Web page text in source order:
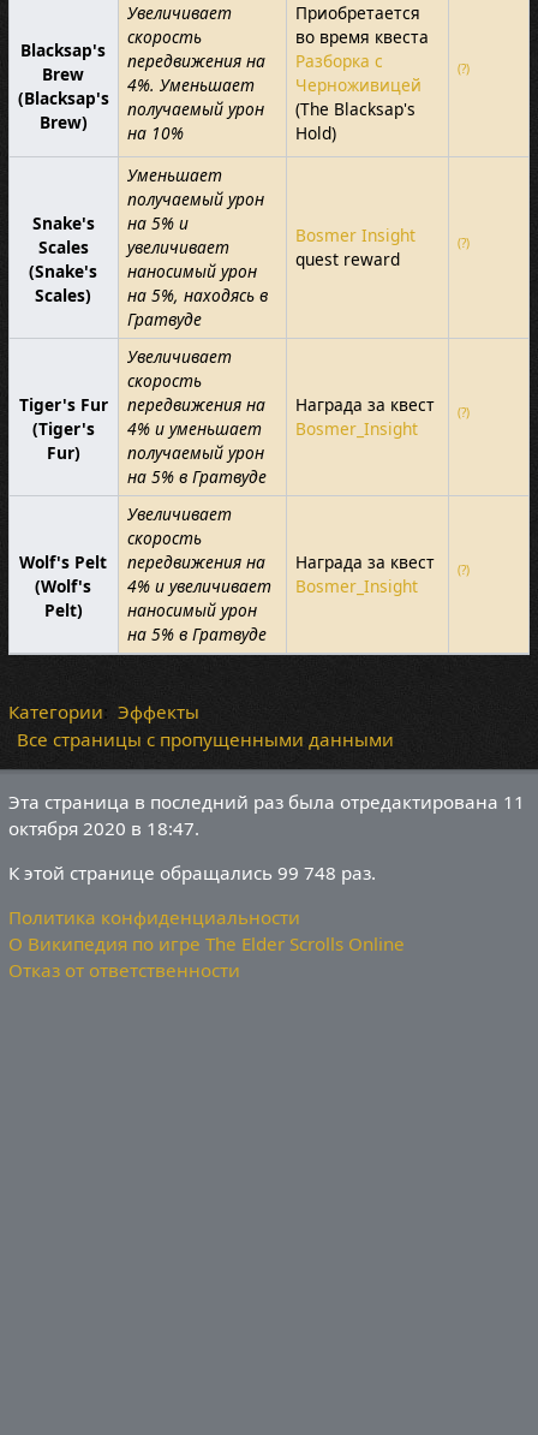
Blacksap's
Brew
(Blacksap's
Brew)
Увеличивает
скорость
передвижения на
4%. Уменьшает
получаемый урон
на 10%
Приобретается
во время квеста
Разборка с
Черноживицей
(The Blacksap's
Hold)
(?)
Snake's
Scales
(Snake's
Scales)
Уменьшает
получаемый урон
на 5% и
увеличивает
наносимый урон
на 5%, находясь в
Гратвуде
Bosmer Insight
quest reward
(?)
Tiger's Fur
(Tiger's
Fur)
Увеличивает
скорость
передвижения на
4% и уменьшает
получаемый урон
на 5% в Гратвуде
Награда за квест
Bosmer_Insight
(?)
Wolf's Pelt
(Wolf's
Pelt)
Увеличивает
скорость
передвижения на
4% и увеличивает
наносимый урон
на 5% в Гратвуде
Награда за квест
Bosmer_Insight
(?)
Категории: Эффекты
Все страницы с пропущенными данными
Эта страница в последний раз была отредактирована 11
октября 2020 в 18:47.
К этой странице обращались 99 748 раз.
Политика конфиденциальности
О Википедия по игре The Elder Scrolls Online
Отказ от ответственности